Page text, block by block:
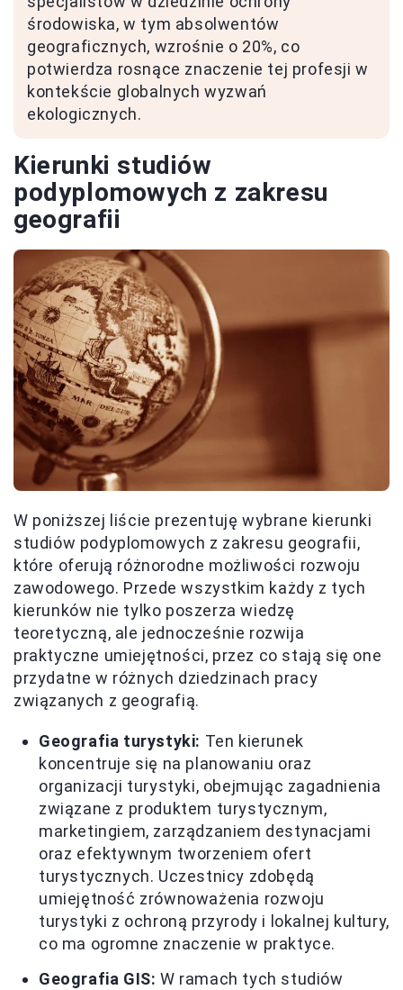
środowiska, w tym absolwentów
geograficznych, wzrośnie o 20%, co
potwierdza rosnące znaczenie tej profesji w
kontekście globalnych wyzwań
ekologicznych.
Kierunki studiów
podyplomowych z zakresu
geografii
W poniższej liście prezentuję wybrane kierunki
studiów podyplomowych z zakresu geografii,
które oferują różnorodne możliwości rozwoju
zawodowego. Przede wszystkim każdy z tych
kierunków nie tylko poszerza wiedzę
teoretyczną, ale jednocześnie rozwija
praktyczne umiejętności, przez co stają się one
przydatne w różnych dziedzinach pracy
związanych z geografią.
Geografia turystyki: Ten kierunek
koncentruje się na planowaniu oraz
organizacji turystyki, obejmując zagadnienia
związane z produktem turystycznym,
marketingiem, zarządzaniem destynacjami
oraz efektywnym tworzeniem ofert
turystycznych. Uczestnicy zdobędą
umiejętność zrównoważenia rozwoju
turystyki z ochroną przyrody i lokalnej kultury,
co ma ogromne znaczenie w praktyce.
Geografia GIS: W ramach tych studiów